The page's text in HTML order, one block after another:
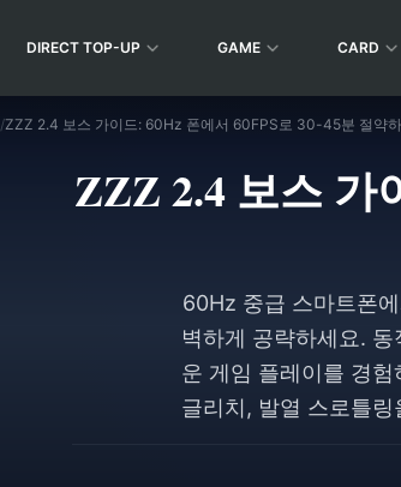
DIRECT TOP-UP GAME CARD
/ZZZ 2.4 보스 가이드: 60Hz 폰에서 60FPS로 30-45분 절약
ZZZ 2.4 보스 가
60Hz 중급 스마트폰
벽하게 공략하세요.
운 게임 플레이를 경
글리치, 발열 스로틀